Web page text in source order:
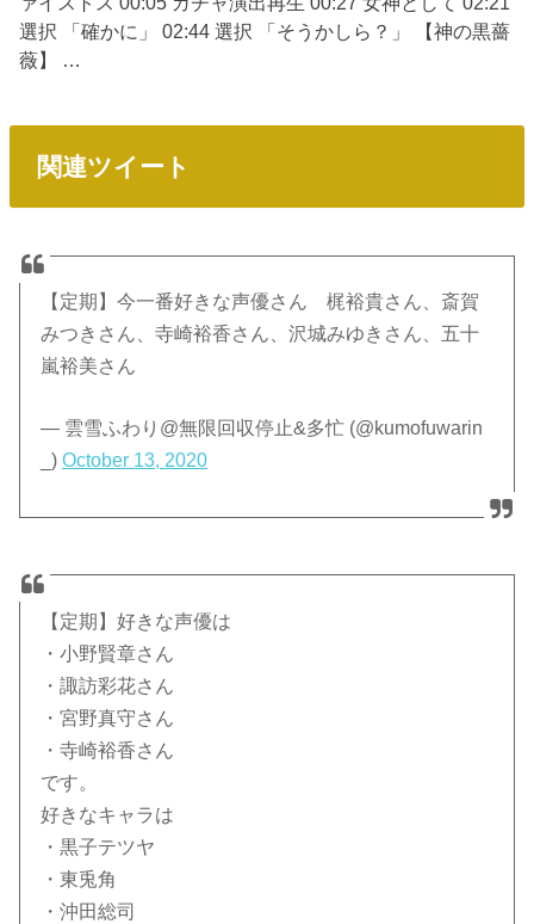
選択 「確かに」 02:44 選択 「そうかしら？」 【神の黒薔
薇】 …
関連ツイート
【定期】今一番好きな声優さん 梶裕貴さん、斎賀
みつきさん、寺崎裕香さん、沢城みゆきさん、五十
嵐裕美さん
— 雲雪ふわり@無限回収停止&多忙 (@kumofuwarin
_)October 13, 2020
【定期】好きな声優は
・小野賢章さん
・諏訪彩花さん
・宮野真守さん
・寺崎裕香さん
です。
好きなキャラは
・黒子テツヤ
・東兎角
・沖田総司